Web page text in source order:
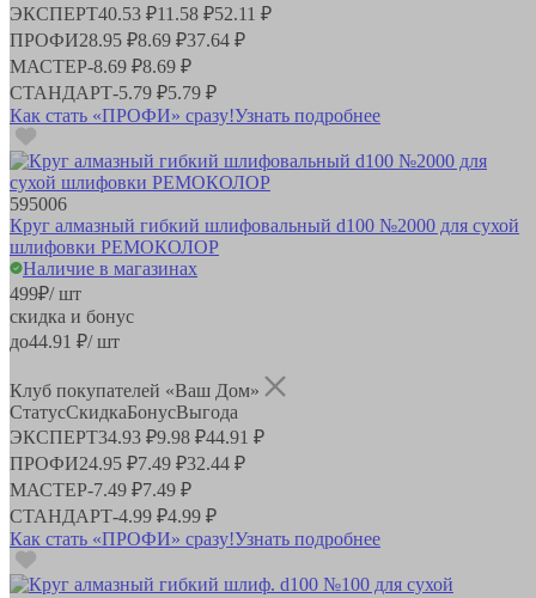
ЭКСПЕРТ40.53 ₽11.58 ₽52.11 ₽
ПРОФИ28.95 ₽8.69 ₽37.64 ₽
МАСТЕР-8.69 ₽8.69 ₽
СТАНДАРТ-5.79 ₽5.79 ₽
Как стать «ПРОФИ» сразу!Узнать подробнее
595006
Круг алмазный гибкий шлифовальный d100 №2000 для сухой
шлифовки РЕМОКОЛОР
Наличие в магазинах
499₽/ шт
скидка и бонус
до44.91 ₽/ шт
Клуб покупателей «Ваш Дом»
СтатусСкидкаБонусВыгода
ЭКСПЕРТ34.93 ₽9.98 ₽44.91 ₽
ПРОФИ24.95 ₽7.49 ₽32.44 ₽
МАСТЕР-7.49 ₽7.49 ₽
СТАНДАРТ-4.99 ₽4.99 ₽
Как стать «ПРОФИ» сразу!Узнать подробнее